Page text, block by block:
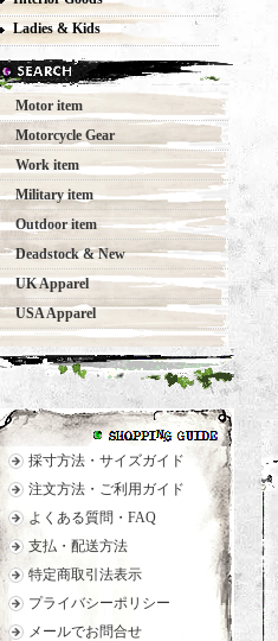
Ladies & Kids
Motor item
Motorcycle Gear
Work item
Military item
Outdoor item
Deadstock & New
UK Apparel
USA Apparel
採寸方法・サイズガイド
注文方法・ご利用ガイド
よくある質問・FAQ
支払・配送方法
特定商取引法表示
プライバシーポリシー
メールでお問合せ